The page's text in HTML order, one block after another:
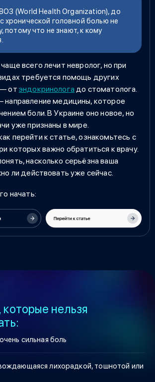
(World Health Organization), до
хронической головной болью не
потому что не знают, к кому
всего лечит невролог, но при
требуется помощь других
от эндокринолога до стоматолога.
направление медицины, которое
боли. В Украине оно новое, но
уже признаны в мире.
перейти к статье, ознакомьтесь с
которых важно обратиться к врачу.
насколько серьёзна ваша
ли действовать уже сейчас.
начать:
нельзя
сильная боль
лихорадкой, тошнотой или